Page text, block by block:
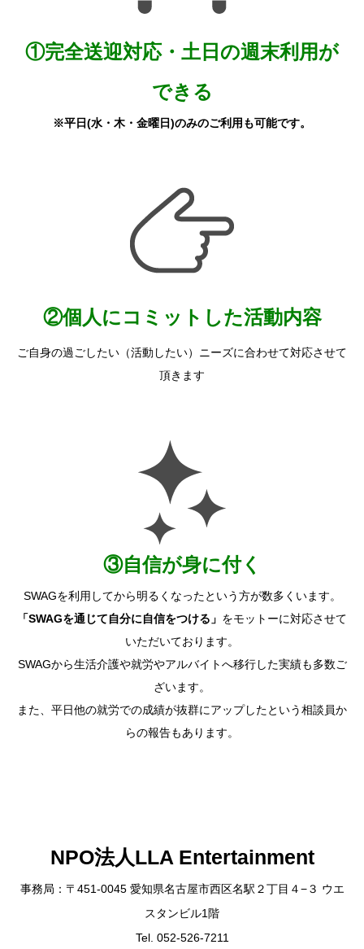
①完全送迎対応・ 土日の週末利用が
できる
※平日(水・木・金曜日)のみのご利用も可能です。
②個人にコミットした活動内容
ご自身の過ごしたい（活動したい）ニーズに合わせて対応させて
頂きます
③自信が身に付く
SWAGを利用してから明るくなったという方が数多くいます。
「SWAGを通じて自分に自信をつける」 をモットーに対応させて
いただいております。
SWAGから生活介護や就労やアルバイトへ移行した実績も多数ご
ざいます。
また、平日他の就労での成績が抜群にアップしたという相談員か
らの報告もあります。
NPO法人LLA Entertainment
事務局：〒451-0045 愛知県名古屋市西区名駅２丁目４−３ ウエ
スタンビル1階
Tel. 052-526-7211